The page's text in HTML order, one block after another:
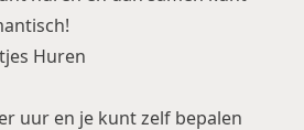
uur en je kunt zelf bepalen